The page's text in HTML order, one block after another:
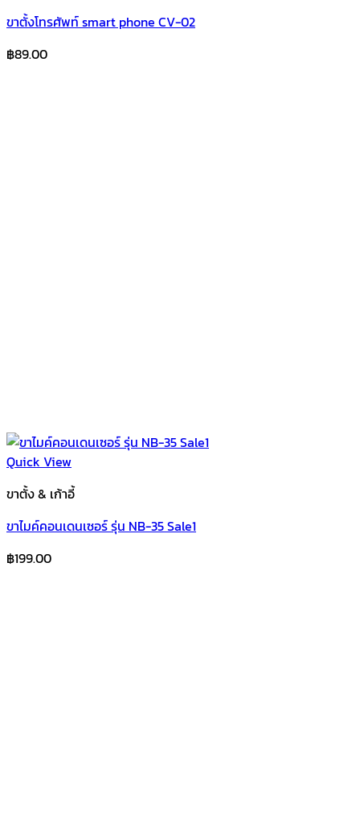
ขาตั้งโทรศัพท์ smart phone CV-02
฿89.00
Quick View
ขาตั้ง & เก้าอี้
ขาไมค์คอนเดนเซอร์ รุ่น NB-35 Sale1
฿199.00